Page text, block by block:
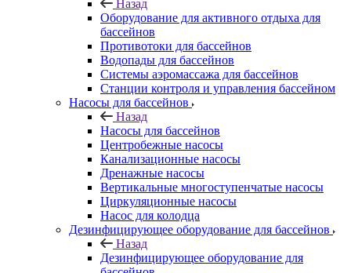
Назад
Оборудование для активного отдыха для
бассейнов
Противотоки для бассейнов
Водопады для бассейнов
Системы аэромассажа для бассейнов
Станции контроля и управления бассейном
Насосы для бассейнов
Назад
Насосы для бассейнов
Центробежные насосы
Канализационные насосы
Дренажные насосы
Вертикальные многоступенчатые насосы
Циркуляционные насосы
Насос для колодца
Дезинфицирующее оборудование для бассейнов
Назад
Дезинфицирующее оборудование для